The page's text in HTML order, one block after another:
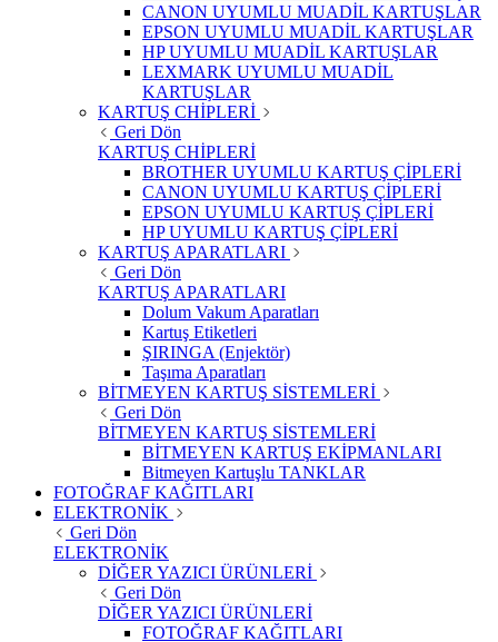
CANON UYUMLU MUADİL KARTUŞLAR
EPSON UYUMLU MUADİL KARTUŞLAR
HP UYUMLU MUADİL KARTUŞLAR
LEXMARK UYUMLU MUADİL
KARTUŞLAR
KARTUŞ CHİPLERİ
Geri Dön
KARTUŞ CHİPLERİ
BROTHER UYUMLU KARTUŞ ÇİPLERİ
CANON UYUMLU KARTUŞ ÇİPLERİ
EPSON UYUMLU KARTUŞ ÇİPLERİ
HP UYUMLU KARTUŞ ÇİPLERİ
KARTUŞ APARATLARI
Geri Dön
KARTUŞ APARATLARI
Dolum Vakum Aparatları
Kartuş Etiketleri
ŞIRINGA (Enjektör)
Taşıma Aparatları
BİTMEYEN KARTUŞ SİSTEMLERİ
Geri Dön
BİTMEYEN KARTUŞ SİSTEMLERİ
BİTMEYEN KARTUŞ EKİPMANLARI
Bitmeyen Kartuşlu TANKLAR
FOTOĞRAF KAĞITLARI
ELEKTRONİK
Geri Dön
ELEKTRONİK
DİĞER YAZICI ÜRÜNLERİ
Geri Dön
DİĞER YAZICI ÜRÜNLERİ
FOTOĞRAF KAĞITLARI